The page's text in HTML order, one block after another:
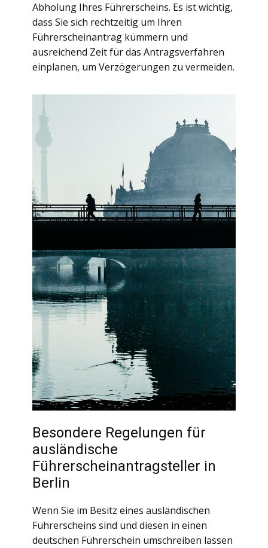
Abholung Ihres Führerscheins. Es ist wichtig,
dass Sie sich rechtzeitig um Ihren
Führerscheinantrag kümmern und
ausreichend Zeit für das Antragsverfahren
einplanen, um Verzögerungen zu vermeiden.
Besondere Regelungen für
ausländische
Führerscheinantragsteller in
Berlin
Wenn Sie im Besitz eines ausländischen
Führerscheins sind und diesen in einen
deutschen Führerschein umschreiben lassen